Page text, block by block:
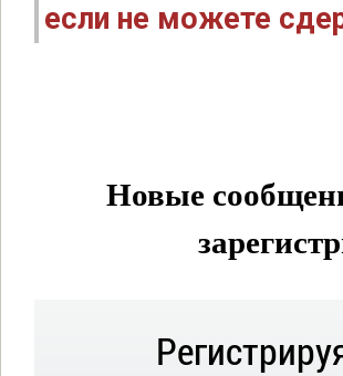
если не можете
Новые